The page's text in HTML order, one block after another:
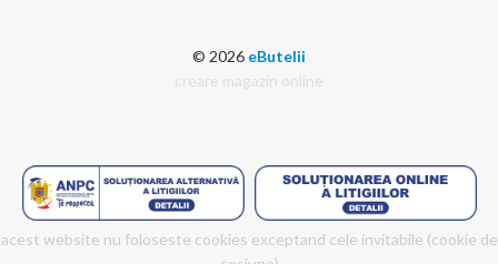
© 2026 eButelii
creare magazin online
acest website nu foloseste cookies exceptand cele invitabile (cookie de